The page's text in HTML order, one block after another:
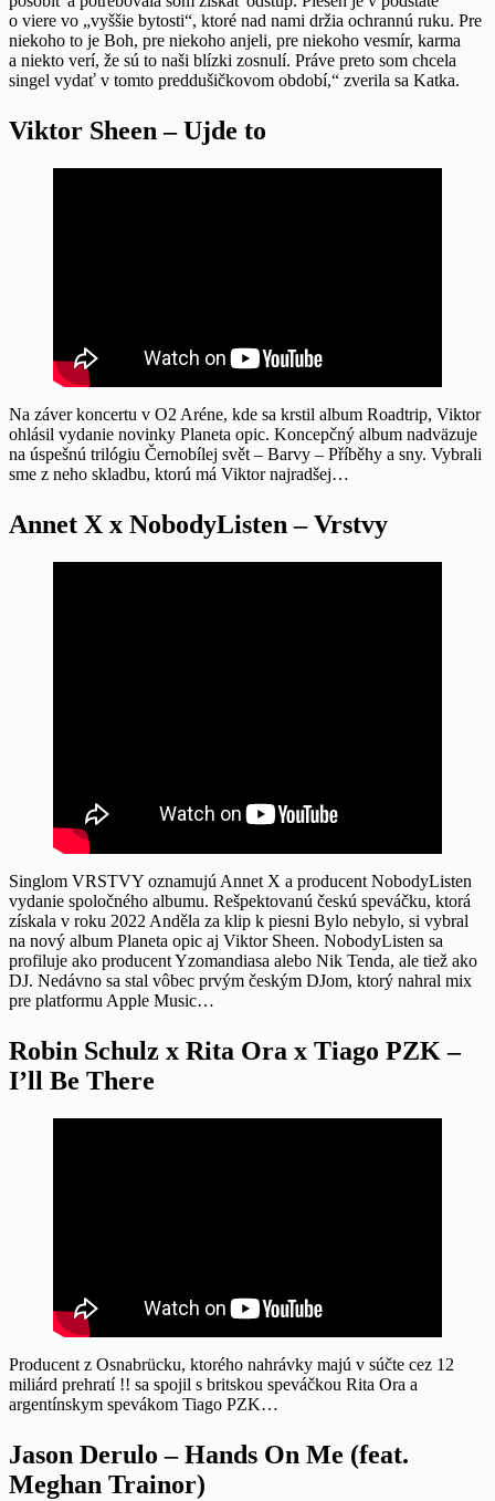
o viere vo „vyššie bytosti“, ktoré nad nami držia ochrannú ruku. Pre
niekoho to je Boh, pre niekoho anjeli, pre niekoho vesmír, karma
a niekto verí, že sú to naši blízki zosnulí. Práve preto som chcela
singel vydať v tomto preddušičkovom období,“ zverila sa Katka.
Viktor Sheen – Ujde to
Na záver koncertu v O2 Aréne, kde sa krstil album Roadtrip, Viktor
ohlásil vydanie novinky Planeta opic. Koncepčný album nadväzuje
na úspešnú trilógiu Černobílej svět – Barvy – Příběhy a sny. Vybrali
sme z neho skladbu, ktorú má Viktor najradšej…
Annet X x NobodyListen – Vrstvy
Singlom VRSTVY oznamujú Annet X a producent NobodyListen
vydanie spoločného albumu. Rešpektovanú českú speváčku, ktorá
získala v roku 2022 Anděla za klip k piesni Bylo nebylo, si vybral
na nový album Planeta opic aj Viktor Sheen. NobodyListen sa
profiluje ako producent Yzomandiasa alebo Nik Tenda, ale tiež ako
DJ. Nedávno sa stal vôbec prvým českým DJom, ktorý nahral mix
pre platformu Apple Music…
Robin Schulz x Rita Ora x Tiago PZK –
I’ll Be There
Producent z Osnabrücku, ktorého nahrávky majú v súčte cez 12
miliárd prehratí !! sa spojil s britskou speváčkou Rita Ora a
argentínskym spevákom Tiago PZK…
Jason Derulo – Hands On Me (feat.
Meghan Trainor)